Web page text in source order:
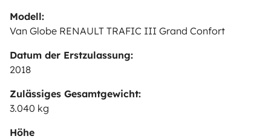
Modell:
Van Globe RENAULT TRAFIC III Grand Confort
Datum der Erstzulassung:
2018
Zulässiges Gesamtgewicht:
3.040 kg
Höhe